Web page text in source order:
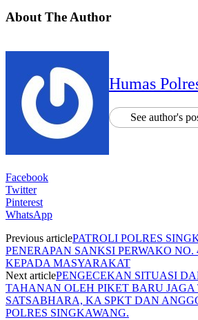
About The Author
Humas
See author's
Facebook
Twitter
Pinterest
WhatsApp
Previous articlePATROLI POLRES
PENERAPAN SANKSI PERWAKO NO.
KEPADA MASYARAKAT
Next articlePENGECEKAN SITUASI
TAHANAN OLEH PIKET BARU
SATSABHARA, KA SPKT DAN
POLRES SINGKAWANG.